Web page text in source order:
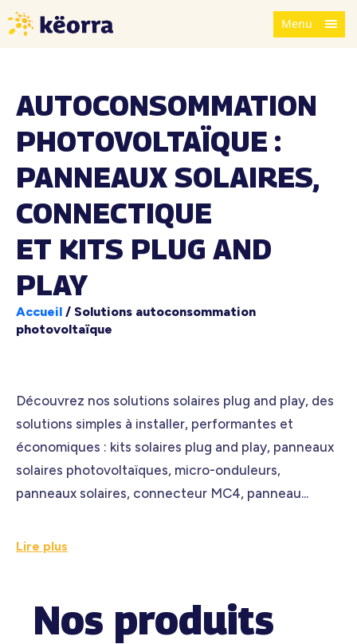
Menu
AUTOCONSOMMATION
PHOTOVOLTAÏQUE :
PANNEAUX SOLAIRES,
CONNECTIQUE
ET KITS PLUG AND
PLAY
Accueil / Solutions autoconsommation
photovoltaïque
Découvrez nos solutions solaires plug and play, des
solutions simples à installer, performantes et
économiques : kits solaires plug and play, panneaux
solaires photovoltaïques, micro-onduleurs,
panneaux solaires, connecteur MC4, panneau...
Lire plus
Nos produits